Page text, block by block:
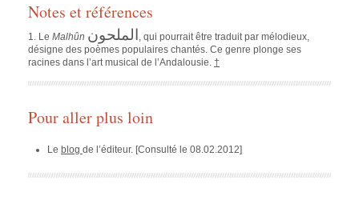
Notes et références
1. Le Malhûn الملحون, qui pourrait être traduit par mélodieux,
désigne des poèmes populaires chantés. Ce genre plonge ses
racines dans l’art musical de l’Andalousie. †
Pour aller plus loin
Le blog de l’éditeur. [Consulté le 08.02.2012]